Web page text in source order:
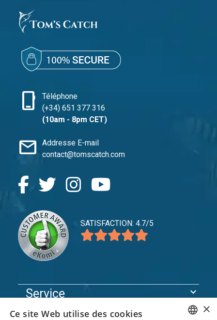
phone_iphone
Téléphone
(+34) 651 377 316
(10am - 8pm CET)
mail
Addresse E-mail
contact@tomscatch.com
SATISFACTION: 4.7/5
Service expand_more
Explorer expand_more ×
Ce site Web utilise des cookies